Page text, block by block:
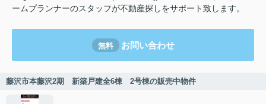
ームプランナーのスタッフが不動産探しをサポート致します。
無料 お問い合わせ
藤沢市本藤沢2期 新築戸建全6棟 2号棟の販売中物件